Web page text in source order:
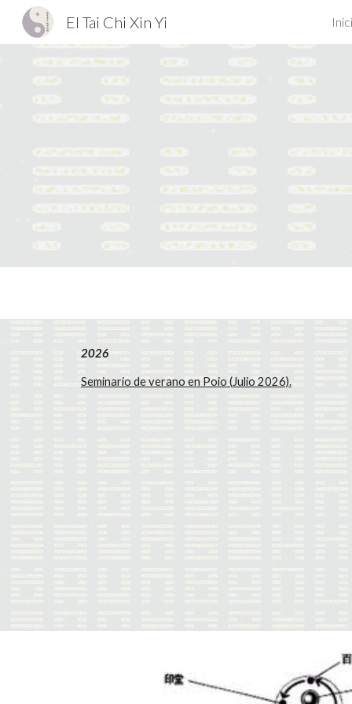
El Tai Chi Xin Yi
2026
Seminario de verano en Poio (Julio 2026).